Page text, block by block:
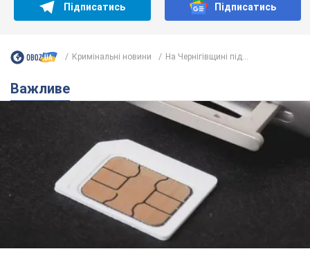
Підписатись Підписатись
Кримінальні новини На Чернігівщині під...
Важливе